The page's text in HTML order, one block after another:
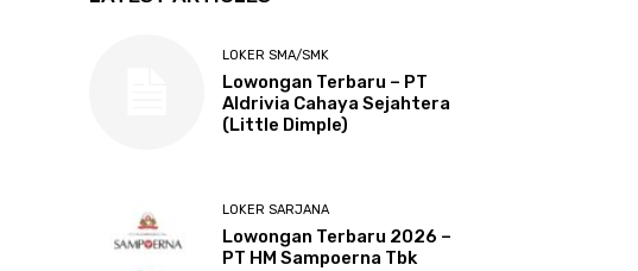
LOKER SMA/SMK
Lowongan Terbaru – PT
Aldrivia Cahaya Sejahtera
(Little Dimple)
LOKER SARJANA
Lowongan Terbaru 2026 –
PT HM Sampoerna Tbk